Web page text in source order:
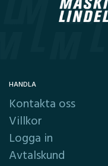
HANDLA
Kontakta oss
Villkor
Logga in
Avtalskund